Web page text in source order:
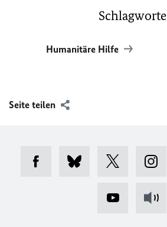
Schlagworte
Humanitäre Hilfe
Seite teilen